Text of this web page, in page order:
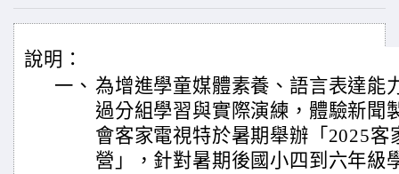
說明：
一、 為增進學童媒體素養、語言表達能
過分組學習與實際演練，體驗新聞
會客家電視特於暑期舉辦「2025客
營」，針對暑期後國小四到六年級